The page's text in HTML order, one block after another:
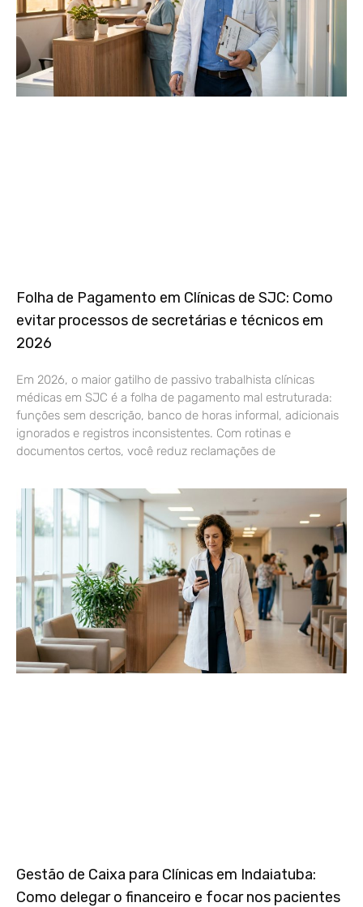
Folha de Pagamento em Clínicas de SJC: Como
evitar processos de secretárias e técnicos em
2026
Em 2026, o maior gatilho de passivo trabalhista clínicas
médicas em SJC é a folha de pagamento mal estruturada:
funções sem descrição, banco de horas informal, adicionais
ignorados e registros inconsistentes. Com rotinas e
documentos certos, você reduz reclamações de
Gestão de Caixa para Clínicas em Indaiatuba:
Como delegar o financeiro e focar nos pacientes